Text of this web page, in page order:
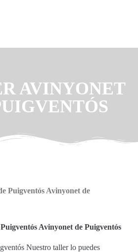
AVINYONET
Puigventós Avinyonet de
Avinyonet de Puigventós
Nuestro taller lo puedes